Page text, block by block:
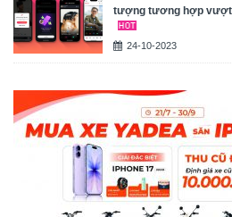
tượng tương hợp vượt
24-10-2023